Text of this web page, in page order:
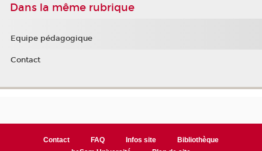
Dans la même rubrique
Equipe pédagogique
Contact
Contact FAQ Infos site
Bibliothèque